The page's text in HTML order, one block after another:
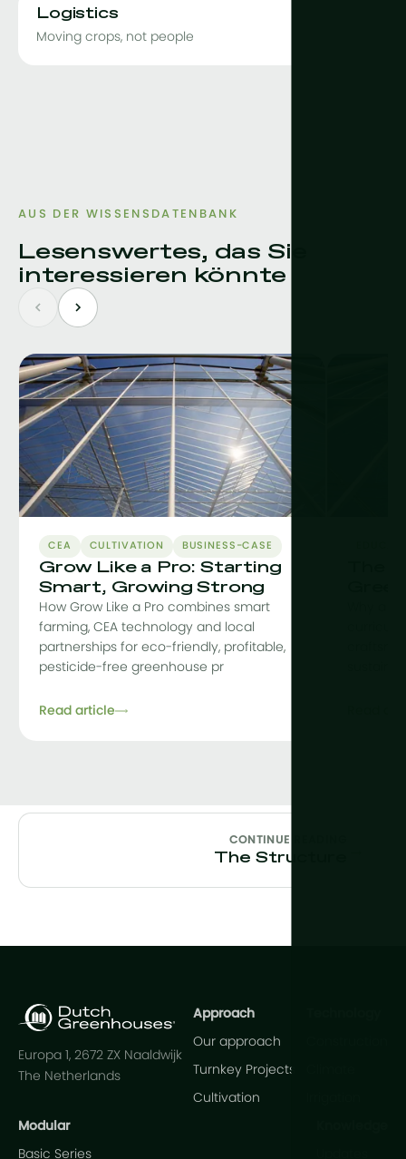
Logistics
Moving crops, not people
AUS DER WISSENSDATENBANK
Lesenswertes, das Sie
interessieren könnte
CEA CULTIVATION BUSINESS-CASE
Grow Like a Pro: Starting
Smart, Growing Strong
How Grow Like a Pro combines smart
farming, CEA technology and local
partnerships for eco-friendly, profitable,
pesticide-free greenhouse pr
Read article
CONTINUE READING
The Structure
Europa 1, 2672 ZX Naaldwijk
The Netherlands
Approach
Our approach
Turnkey Projects
Cultivation
Modular
Basic Series